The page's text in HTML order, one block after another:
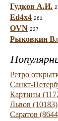
Гудков А.И.
Ed4x4 261
OVN 237
Рыковкин
Ретро
Санкт-
Картины
Львов (10183)
Саратов